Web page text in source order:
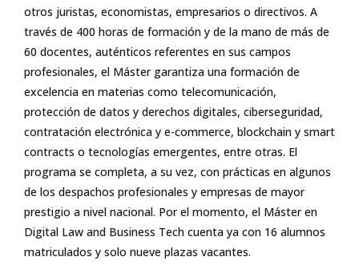
otros juristas, economistas, empresarios o directivos. A
través de 400 horas de formación y de la mano de más de
60 docentes, auténticos referentes en sus campos
profesionales, el Máster garantiza una formación de
excelencia en materias como telecomunicación,
protección de datos y derechos digitales, ciberseguridad,
contratación electrónica y e-commerce, blockchain y smart
contracts o tecnologías emergentes, entre otras. El
programa se completa, a su vez, con prácticas en algunos
de los despachos profesionales y empresas de mayor
prestigio a nivel nacional. Por el momento, el Máster en
Digital Law and Business Tech cuenta ya con 16 alumnos
matriculados y solo nueve plazas vacantes.